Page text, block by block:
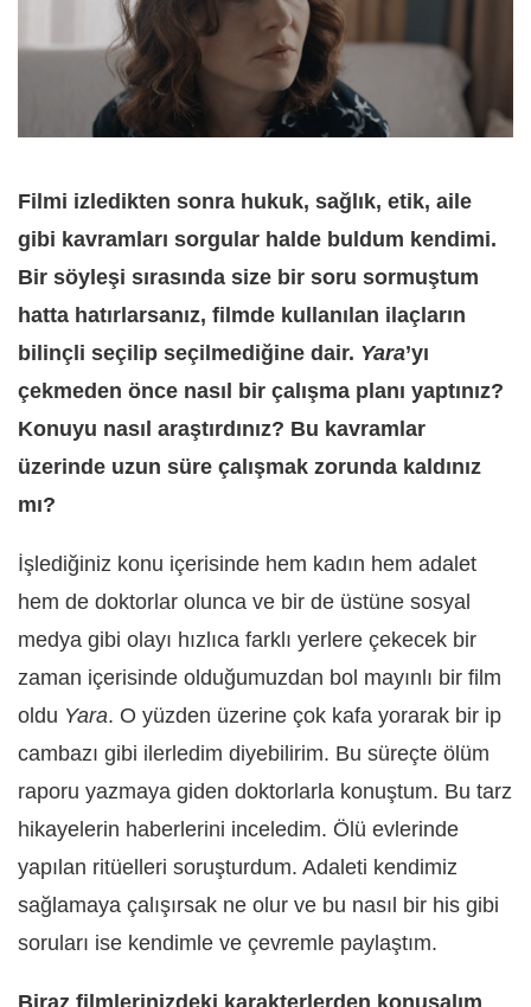
Filmi izledikten sonra hukuk, sağlık, etik, aile
gibi kavramları sorgular halde buldum kendimi.
Bir söyleşi sırasında size bir soru sormuştum
hatta hatırlarsanız, filmde kullanılan ilaçların
bilinçli seçilip seçilmediğine dair. Yara’yı
çekmeden önce nasıl bir çalışma planı yaptınız?
Konuyu nasıl araştırdınız? Bu kavramlar
üzerinde uzun süre çalışmak zorunda kaldınız
mı?
İşlediğiniz konu içerisinde hem kadın hem adalet
hem de doktorlar olunca ve bir de üstüne sosyal
medya gibi olayı hızlıca farklı yerlere çekecek bir
zaman içerisinde olduğumuzdan bol mayınlı bir film
oldu Yara. O yüzden üzerine çok kafa yorarak bir ip
cambazı gibi ilerledim diyebilirim. Bu süreçte ölüm
raporu yazmaya giden doktorlarla konuştum. Bu tarz
hikayelerin haberlerini inceledim. Ölü evlerinde
yapılan ritüelleri soruşturdum. Adaleti kendimiz
sağlamaya çalışırsak ne olur ve bu nasıl bir his gibi
soruları ise kendimle ve çevremle paylaştım.